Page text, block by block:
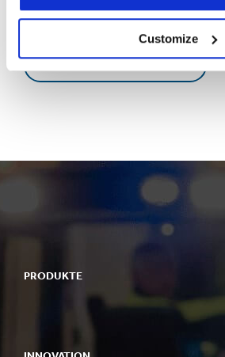
Customize
einem unserer Experten wünschen.
PRODUKTE